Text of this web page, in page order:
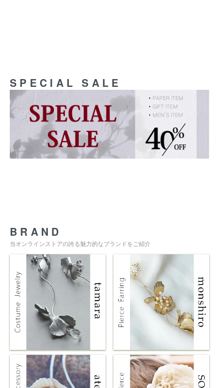
SPECIAL SALE
BRAND
当オンラインストアの誇る魅力的なブランドをご紹介